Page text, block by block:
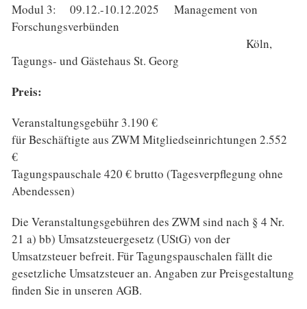
Modul 3: 09.12.-10.12.2025 Management von
Forschungsverbünden
Köln,
Tagungs- und Gästehaus St. Georg
Preis:
Veranstaltungsgebühr 3.190 €
für Beschäftigte aus ZWM Mitgliedseinrichtungen 2.552
€
Tagungspauschale 420 € brutto (Tagesverpflegung ohne
Abendessen)
Die Veranstaltungsgebühren des ZWM sind nach § 4 Nr.
21 a) bb) Umsatzsteuergesetz (UStG) von der
Umsatzsteuer befreit. Für Tagungspauschalen fällt die
gesetzliche Umsatzsteuer an. Angaben zur Preisgestaltung
finden Sie in unseren AGB.